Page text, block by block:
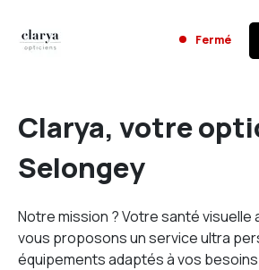
Fermé
Clarya, votre
Selongey
Notre mission ? Votre santé visuelle
vous proposons un service ultra
équipements adaptés à vos